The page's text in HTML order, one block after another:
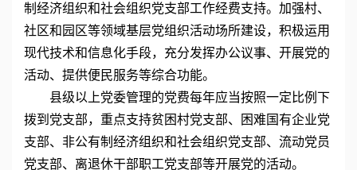
制经济组织和社会组织党支部工作经费支持。加强村、
社区和园区等领域基层党组织活动场所建设，积极运用
现代技术和信息化手段，充分发挥办公议事、开展党的
活动、提供便民服务等综合功能。
县级以上党委管理的党费每年应当按照一定比例下
拨到党支部，重点支持贫困村党支部、困难国有企业党
支部、非公有制经济组织和社会组织党支部、流动党员
党支部、离退休干部职工党支部等开展党的活动。